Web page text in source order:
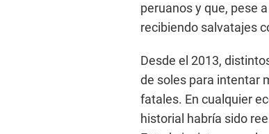
peruanos y que, pese
recibiendo salvatajes
Desde el 2013,
de soles para intentar
fatales. En cualquier
historial habría sido